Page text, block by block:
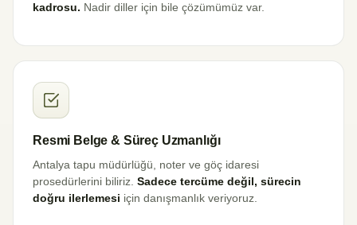
kadrosu. Nadir diller için bile çözümümüz var.
Resmi Belge & Süreç Uzmanlığı
Antalya tapu müdürlüğü, noter ve göç idaresi
prosedürlerini biliriz. Sadece tercüme değil, sürecin
doğru ilerlemesi için danışmanlık veriyoruz.